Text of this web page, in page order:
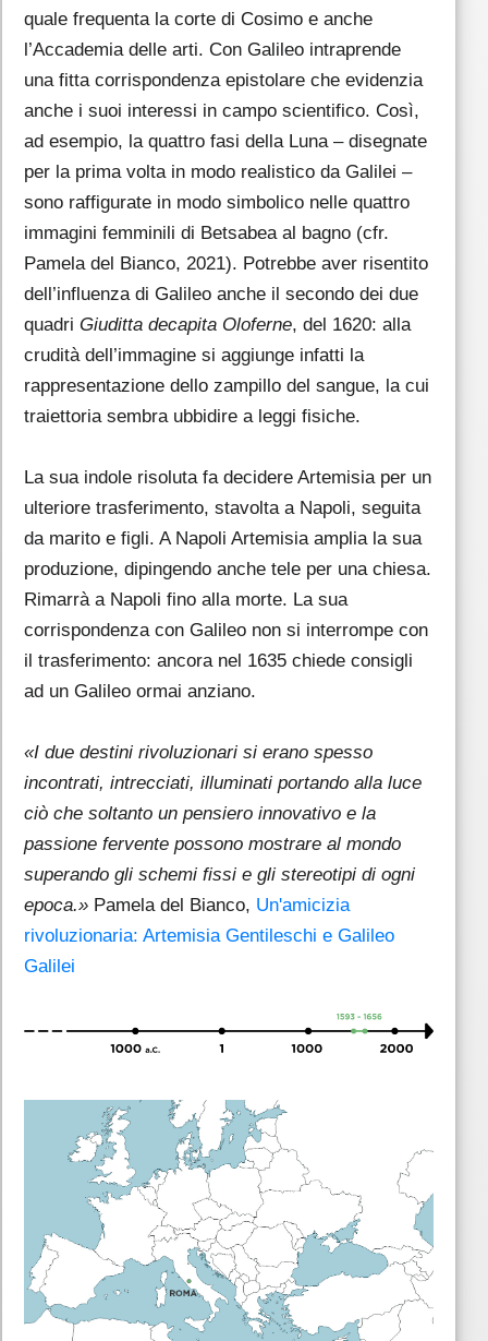
quale frequenta la corte di Cosimo e anche
l’Accademia delle arti. Con Galileo intraprende
una fitta corrispondenza epistolare che evidenzia
anche i suoi interessi in campo scientifico. Così,
ad esempio, la quattro fasi della Luna – disegnate
per la prima volta in modo realistico da Galilei –
sono raffigurate in modo simbolico nelle quattro
immagini femminili di Betsabea al bagno (cfr.
Pamela del Bianco, 2021). Potrebbe aver risentito
dell’influenza di Galileo anche il secondo dei due
quadri Giuditta decapita Oloferne, del 1620: alla
crudità dell’immagine si aggiunge infatti la
rappresentazione dello zampillo del sangue, la cui
traiettoria sembra ubbidire a leggi fisiche.
La sua indole risoluta fa decidere Artemisia per un
ulteriore trasferimento, stavolta a Napoli, seguita
da marito e figli. A Napoli Artemisia amplia la sua
produzione, dipingendo anche tele per una chiesa.
Rimarrà a Napoli fino alla morte. La sua
corrispondenza con Galileo non si interrompe con
il trasferimento: ancora nel 1635 chiede consigli
ad un Galileo ormai anziano.
«I due destini rivoluzionari si erano spesso
incontrati, intrecciati, illuminati portando alla luce
ciò che soltanto un pensiero innovativo e la
passione fervente possono mostrare al mondo
superando gli schemi fissi e gli stereotipi di ogni
epoca.» Pamela del Bianco, Un'amicizia
rivoluzionaria: Artemisia Gentileschi e Galileo
Galilei